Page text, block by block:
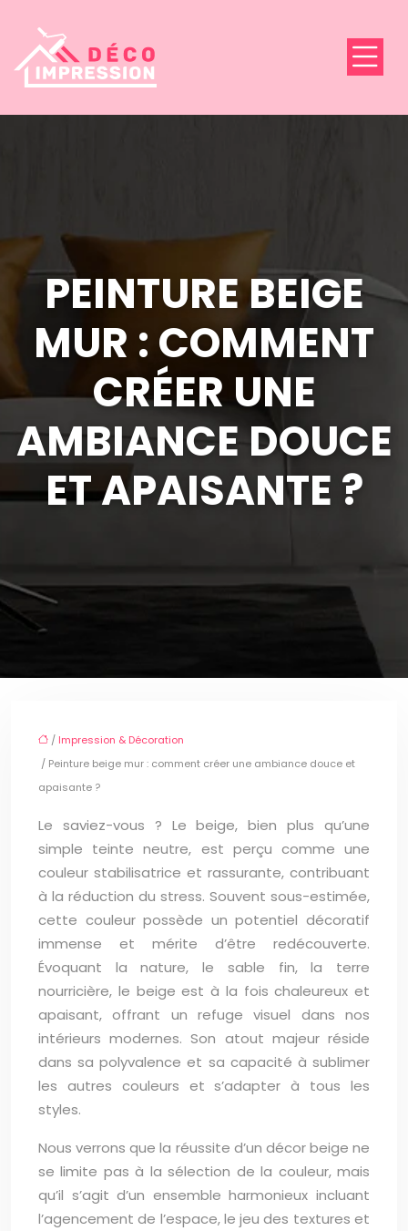
PEINTURE BEIGE
MUR : COMMENT
CRÉER UNE
AMBIANCE DOUCE
ET APAISANTE ?
/ Impression & Décoration
/ Peinture beige mur : comment créer une ambiance douce et
apaisante ?
Le saviez-vous ? Le beige, bien plus qu’une
simple teinte neutre, est perçu comme une
couleur stabilisatrice et rassurante, contribuant
à la réduction du stress. Souvent sous-estimée,
cette couleur possède un potentiel décoratif
immense et mérite d’être redécouverte.
Évoquant la nature, le sable fin, la terre
nourricière, le beige est à la fois chaleureux et
apaisant, offrant un refuge visuel dans nos
intérieurs modernes. Son atout majeur réside
dans sa polyvalence et sa capacité à sublimer
les autres couleurs et s’adapter à tous les
styles.
Nous verrons que la réussite d’un décor beige ne
se limite pas à la sélection de la couleur, mais
qu’il s’agit d’un ensemble harmonieux incluant
l’agencement de l’espace, le jeu des textures et